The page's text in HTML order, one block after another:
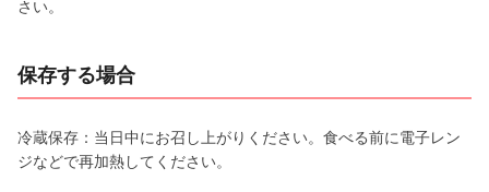
さい。
保存する場合
冷蔵保存：当日中にお召し上がりください。食べる前に電子レン
ジなどで再加熱してください。